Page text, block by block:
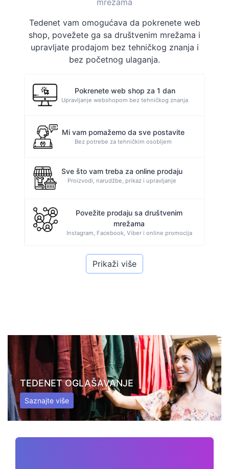
Tedenet vam omogućava da pokrenete web
shop, povežete ga sa društvenim mrežama i
upravljate prodajom bez tehničkog znanja i
bez početnog ulaganja.
Pokrenete web shop za 1 dan
Upravljanje webshopom bez tehničkog znanja
Mi vam pomažemo da sve postavite
Bez potrebe za tehničkim osobljem
Sve što vam treba za online prodaju
Proizvodi, narudžbe, prikaz i upravljanje
Povežite prodaju sa društvenim
mrežama
Instagram, Facebook, Viber i online promocija
Prikaži više
TEDENET OGLAŠAVANJE
Saznajte više